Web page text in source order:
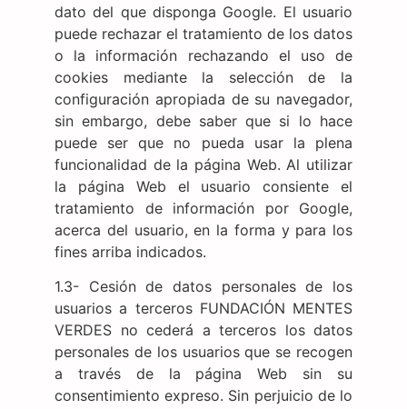
dato del que disponga Google. El usuario
puede rechazar el tratamiento de los datos
o la información rechazando el uso de
cookies mediante la selección de la
configuración apropiada de su navegador,
sin embargo, debe saber que si lo hace
puede ser que no pueda usar la plena
funcionalidad de la página Web. Al utilizar
la página Web el usuario consiente el
tratamiento de información por Google,
acerca del usuario, en la forma y para los
fines arriba indicados.
1.3- Cesión de datos personales de los
usuarios a terceros FUNDACIÓN MENTES
VERDES no cederá a terceros los datos
personales de los usuarios que se recogen
a través de la página Web sin su
consentimiento expreso. Sin perjuicio de lo